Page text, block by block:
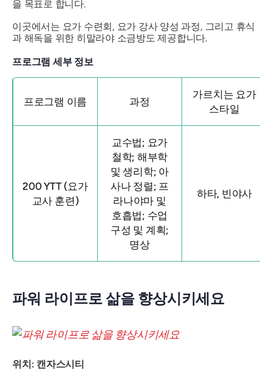
을 목표로 합니다.
이곳에서는 요가 수련회, 요가 강사 양성 과정, 그리고 휴식
과 해독을 위한 히말라야 소금방도 제공합니다.
프로그램 세부 정보
프로그램 이름 과정
가르치는 요가
스타일
200 YTT (요가
교사 훈련)
교수법; 요가
철학; 해부학
및 생리학; 아
사나 정렬; 프
라나야마 및
호흡법; 수업
구성 및 계획;
명상
하타, 빈야사
파워 라이프로 삶을 향상시키세요
위치: 캔자스시티